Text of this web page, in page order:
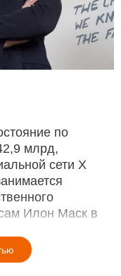
по
млрд,
сети X
Илон Маск в